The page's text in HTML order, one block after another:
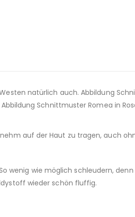
natürlich auch. Abbildung
Schnittmuster Romea in
auf der Haut zu tragen, auch
wenig wie möglich schleudern,
wieder schön fluffig.